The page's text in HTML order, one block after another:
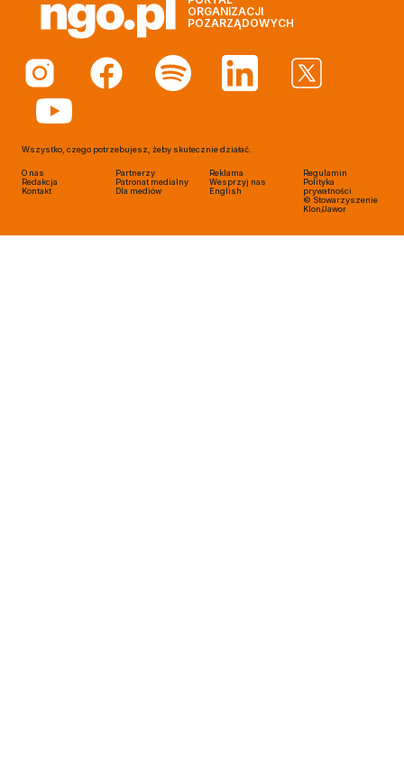
ORGANIZACJI
POZARZĄDOWYCH
Wszystko, czego potrzebujesz, żeby skutecznie działać.
O nas
Redakcja
Kontakt
Partnerzy
Patronat medialny
Dla mediów
Reklama
Wesprzyj nas
English
Regulamin
Polityka
prywatności
© Stowarzyszenie
Klon/Jawor